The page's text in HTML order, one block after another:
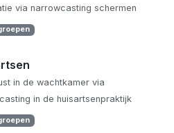
via narrowcasting schermen
in de wachtkamer via
in de huisartsenpraktijk